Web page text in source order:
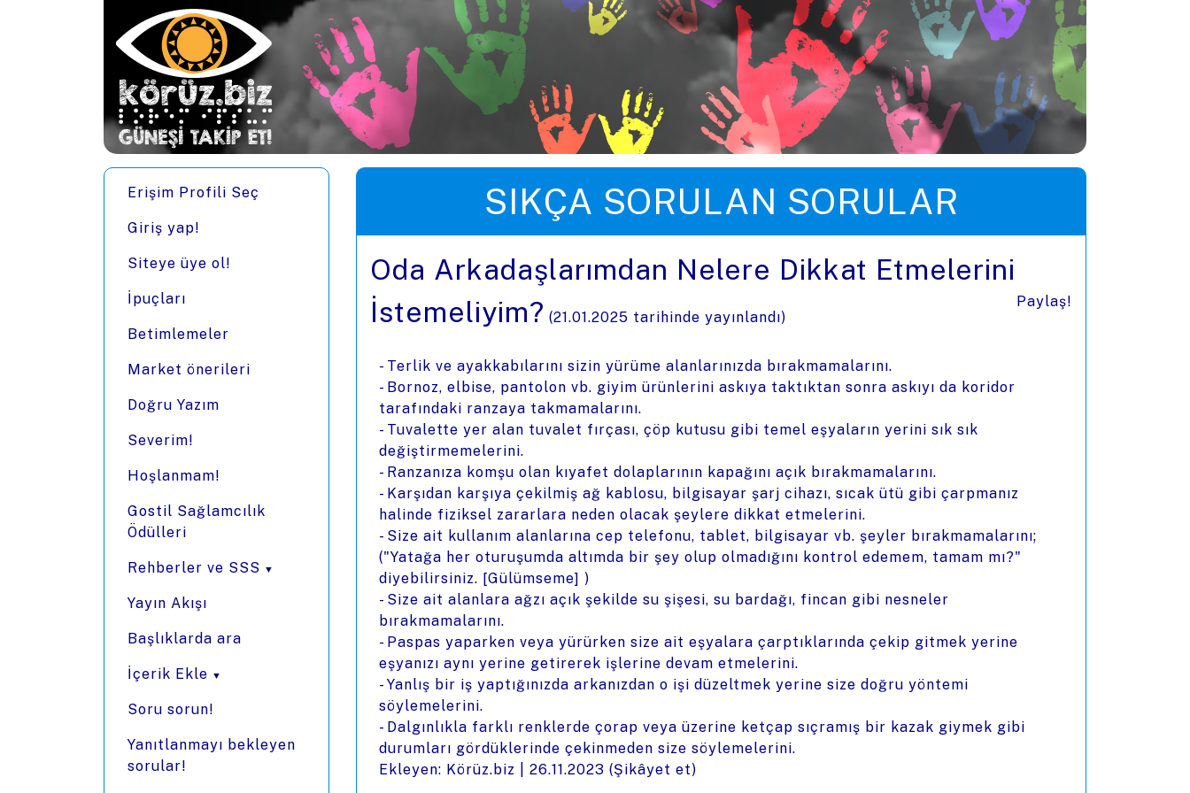
Ana içeriğe zıpla
Erişim Profili Seç
Giriş yap!
Siteye üye ol!
İpuçları
Betimlemeler
Market önerileri
Doğru Yazım
Severim!
Hoşlanmam!
Gostil Sağlamcılık
Ödülleri
Rehberler ve SSS
Yayın Akışı
Başlıklarda ara
İçerik Ekle
Soru sorun!
Yanıtlanmayı bekleyen
sorular!
SIKÇA SORULAN SORULAR
Oda Arkadaşlarımdan Nelere Dikkat Etmelerini
İstemeliyim? (21.01.2025 tarihinde yayınlandı)
Paylaş!
- Terlik ve ayakkabılarını sizin yürüme alanlarınızda bırakmamalarını.
- Bornoz, elbise, pantolon vb. giyim ürünlerini askıya taktıktan sonra askıyı da koridor
tarafındaki ranzaya takmamalarını.
- Tuvalette yer alan tuvalet fırçası, çöp kutusu gibi temel eşyaların yerini sık sık
değiştirmemelerini.
- Ranzanıza komşu olan kıyafet dolaplarının kapağını açık bırakmamalarını.
- Karşıdan karşıya çekilmiş ağ kablosu, bilgisayar şarj cihazı, sıcak ütü gibi çarpmanız
halinde fiziksel zararlara neden olacak şeylere dikkat etmelerini.
- Size ait kullanım alanlarına cep telefonu, tablet, bilgisayar vb. şeyler bırakmamalarını;
("Yatağa her oturuşumda altımda bir şey olup olmadığını kontrol edemem, tamam mı?"
diyebilirsiniz. [Gülümseme] )
- Size ait alanlara ağzı açık şekilde su şişesi, su bardağı, fincan gibi nesneler
bırakmamalarını.
- Paspas yaparken veya yürürken size ait eşyalara çarptıklarında çekip gitmek yerine
eşyanızı aynı yerine getirerek işlerine devam etmelerini.
- Yanlış bir iş yaptığınızda arkanızdan o işi düzeltmek yerine size doğru yöntemi
söylemelerini.
- Dalgınlıkla farklı renklerde çorap veya üzerine ketçap sıçramış bir kazak giymek gibi
durumları gördüklerinde çekinmeden size söylemelerini.
Ekleyen: Körüz.biz | 26.11.2023 (Şikâyet et)
Menüye zıpla